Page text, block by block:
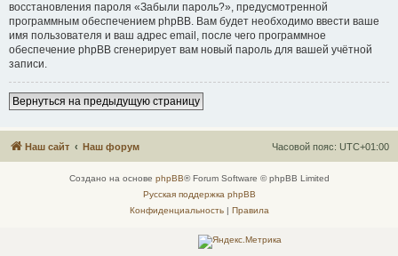
восстановления пароля «Забыли пароль?», предусмотренной
программным обеспечением phpBB. Вам будет необходимо ввести ваше
имя пользователя и ваш адрес email, после чего программное
обеспечение phpBB сгенерирует вам новый пароль для вашей учётной
записи.
Вернуться на предыдущую страницу
Наш сайт Наш форум Часовой пояс: UTC+01:00
Создано на основе phpBB® Forum Software © phpBB Limited
Русская поддержка phpBB
Конфиденциальность| Правила